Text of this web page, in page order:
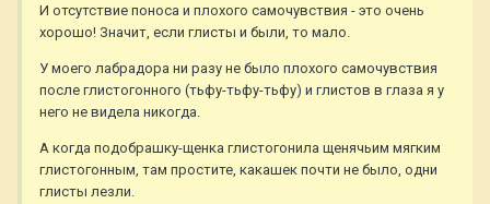
И отсутствие поноса и плохого самочувствия - это очень
хорошо! Значит, если глисты и были, то мало.
У моего лабрадора ни разу не было плохого самочувствия
после глистогонного (тьфу-тьфу-тьфу) и глистов в глаза я у
него не видела никогда.
А когда подобрашку-щенка глистогонила щенячьим мягким
глистогонным, там простите, какашек почти не было, одни
глисты лезли.